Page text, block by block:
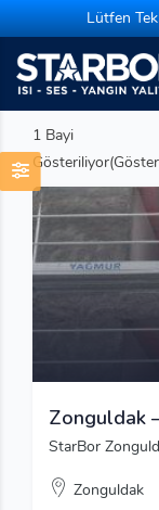
Lütfen
1 Bayi
Zonguldak
StarBor
Zonguldak